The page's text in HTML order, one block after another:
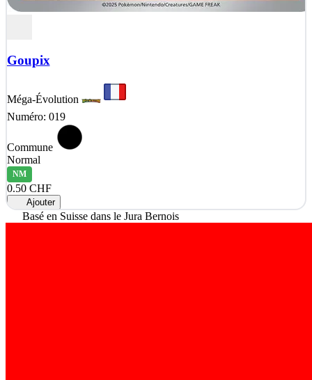
Goupix
Méga-Évolution
Numéro: 019
Commune
Normal
NM
0.50 CHF
Ajouter
Basé en Suisse dans le Jura Bernois